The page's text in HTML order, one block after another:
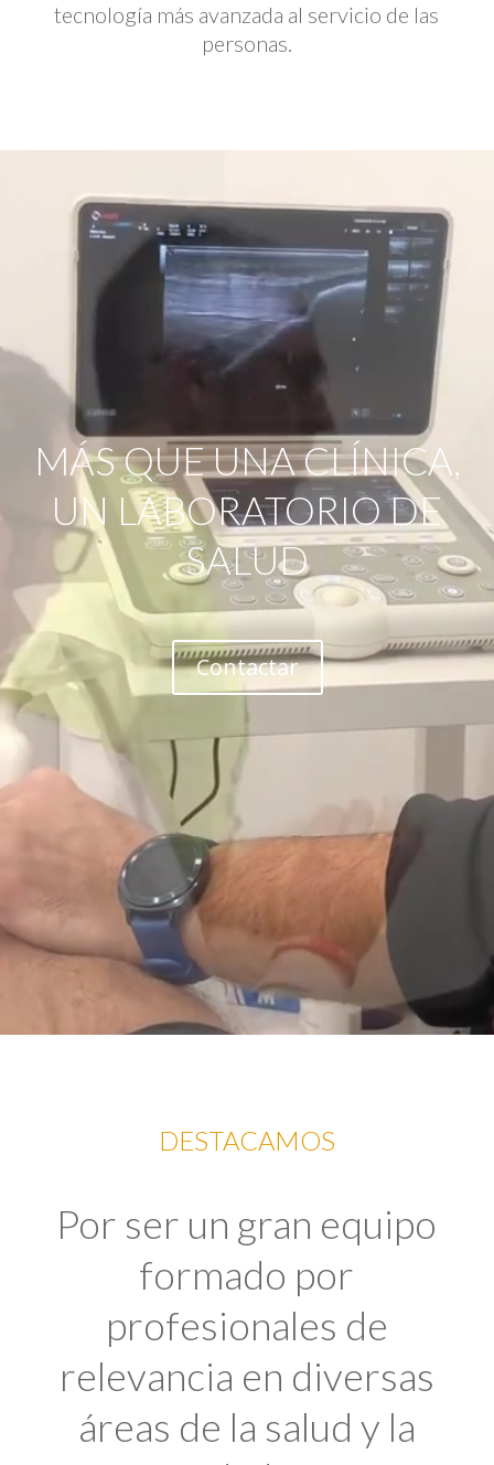
tecnología más avanzada al servicio de las
personas.
MÁS QUE UNA CLÍNICA,
UN LABORATORIO DE
SALUD
Contactar
DESTACAMOS
Por ser un gran equipo
formado por
profesionales de
relevancia en diversas
áreas de la salud y la